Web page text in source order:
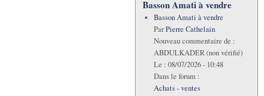
Basson Amati à vendre
Basson Amati à vendre
ParPierre Cathelain
Nouveau commentaire de :
ABDULKADER (non vérifié)
Le : 08/07/2026 - 10:48
Dans le forum :
Achats - ventes